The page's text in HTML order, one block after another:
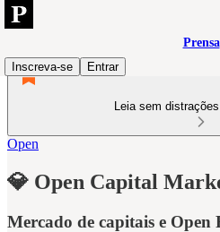
Prensa
Inscreva-se
Entrar
Leia sem
Open
💎 Open Capital
Mercado de capitais e Open